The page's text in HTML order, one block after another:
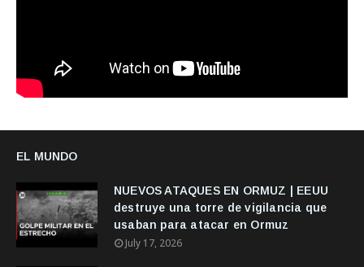
EL MUNDO
NUEVOS ATAQUES EN ORMUZ | EEUU
destruye una torre de vigilancia que
usaban para atacar en Ormuz
July 17, 2026